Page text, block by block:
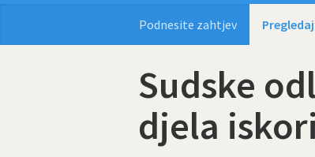
Podnesite zahtjev
Sudske
djela